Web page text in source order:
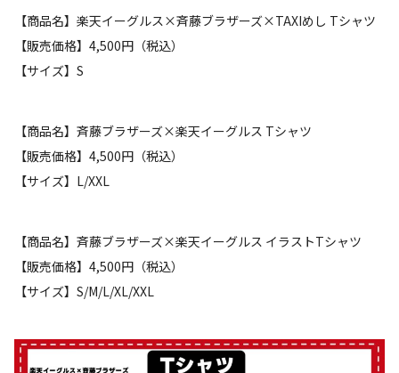
【商品名】楽天イーグルス×斉藤ブラザーズ×TAXIめし Tシャツ
【販売価格】4,500円（税込）
【サイズ】S
【商品名】斉藤ブラザーズ×楽天イーグルス Tシャツ
【販売価格】4,500円（税込）
【サイズ】L/XXL
【商品名】斉藤ブラザーズ×楽天イーグルス イラストTシャツ
【販売価格】4,500円（税込）
【サイズ】S/M/L/XL/XXL